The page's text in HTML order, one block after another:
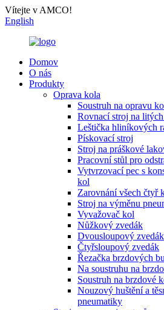
Vítejte v AMCO!
English
Domov
O nás
Produkty
Oprava kola
Soustruh na opravu
Rovnací stroj na
Leštička hliníkových
Pískovací stroj
Stroj na práškové
Pracovní stůl pro
Vytvrzovací pec s
kol
Zarovnání všech čtyř
Stroj na výměnu
Vyvažovač kol
Nůžkový zvedák
Dvousloupový zvedák
Čtyřsloupový zvedák
Řezačka brzdových
Na soustruhu na
Soustruh na brzdové
Nouzový huštění a
pneumatiky